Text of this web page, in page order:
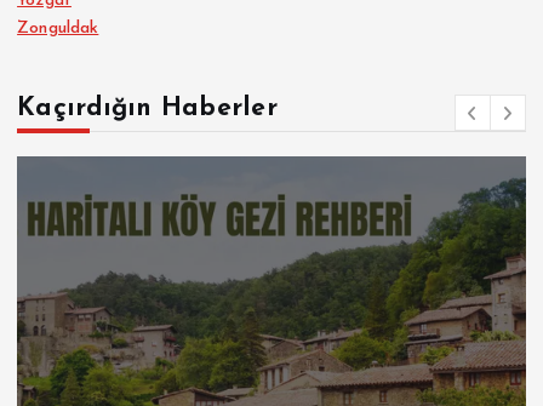
Zonguldak
Kaçırdığın Haberler